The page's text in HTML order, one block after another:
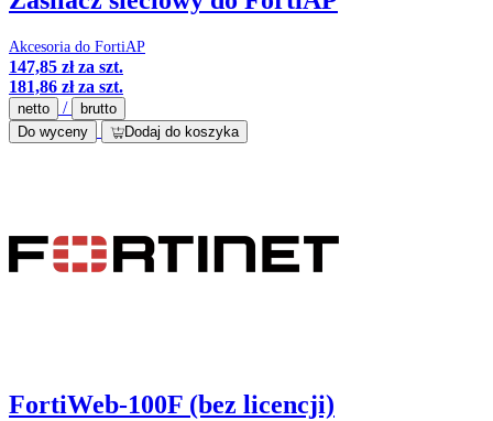
Akcesoria do FortiAP
147,85 złza szt.
181,86 złza szt.
netto /
brutto
Do wyceny
Dodaj do koszyka
FortiWeb-100F (bez licencji)